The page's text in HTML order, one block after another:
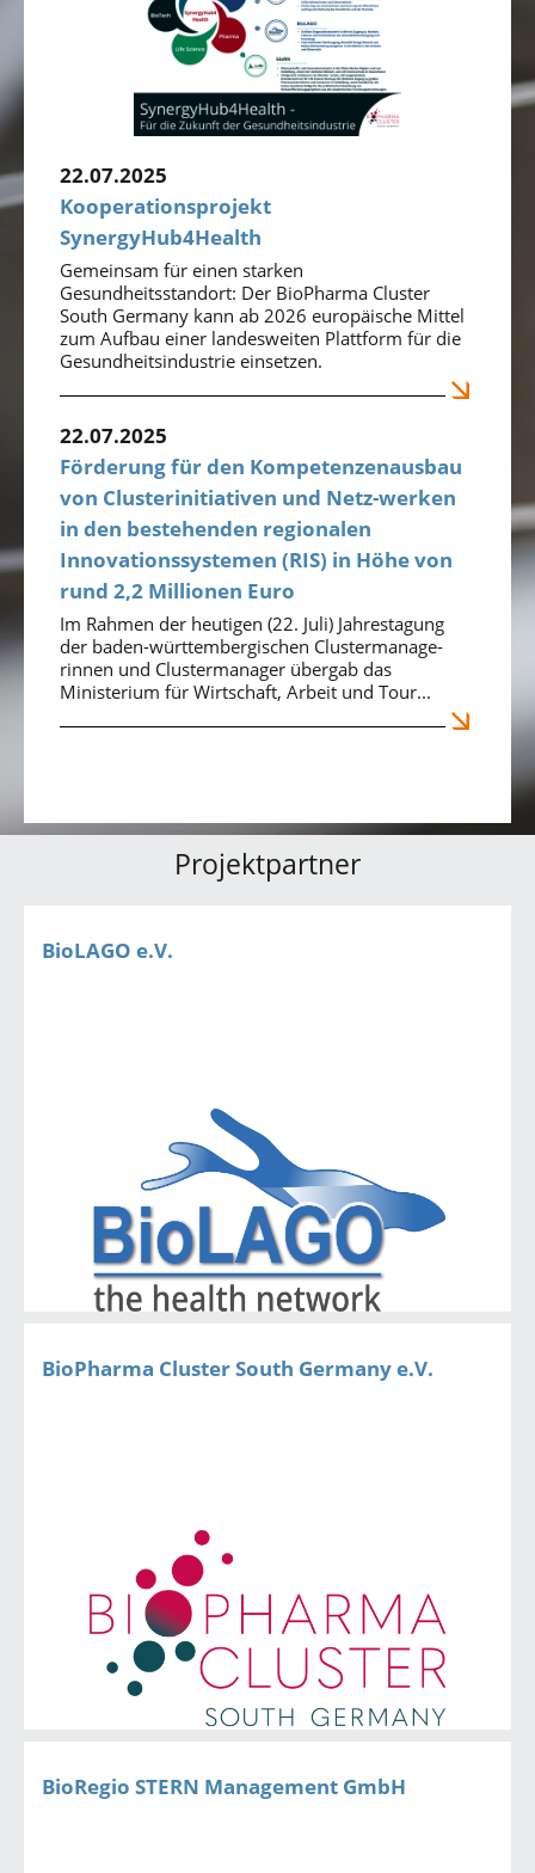
22.07.2025
Kooperationsprojekt
SynergyHub4Health
Gemeinsam für einen starken
Gesundheitsstandort: Der BioPharma Cluster
South Germany kann ab 2026 europäische Mittel
zum Aufbau einer landesweiten Plattform für die
Gesundheitsindustrie einsetzen.
22.07.2025
Förderung für den Kompetenzenausbau
von Clusterinitiativen und Netz-werken
in den bestehenden regionalen
Innovationssystemen (RIS) in Höhe von
rund 2,2 Millionen Euro
Im Rahmen der heutigen (22. Juli) Jahrestagung
der baden-württembergischen Clustermanage-
rinnen und Clustermanager übergab das
Ministerium für Wirtschaft, Arbeit und Tour...
Projektpartner
BioLAGO e.V.
BioPharma Cluster South Germany e.V.
BioRegio STERN Management GmbH